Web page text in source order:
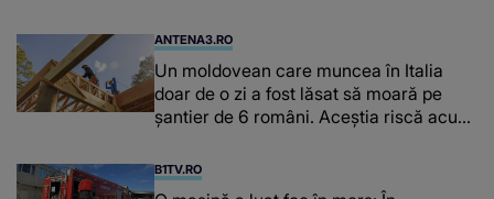
ANTENA3.RO
Un moldovean care muncea în Italia
doar de o zi a fost lăsat să moară pe
şantier de 6 români. Aceștia riscă acum
B1TV.RO